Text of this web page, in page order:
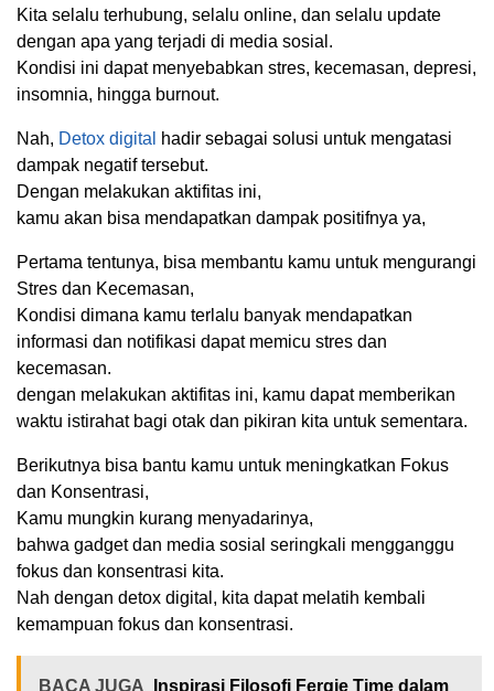
Kita selalu terhubung, selalu online, dan selalu update
dengan apa yang terjadi di media sosial.
Kondisi ini dapat menyebabkan stres, kecemasan, depresi,
insomnia, hingga burnout.
Nah, Detox digital
hadir sebagai solusi untuk mengatasi
dampak negatif tersebut.
Dengan melakukan aktifitas ini,
kamu akan bisa mendapatkan dampak positifnya ya,
Pertama tentunya, bisa membantu kamu untuk mengurangi
Stres dan Kecemasan,
Kondisi dimana kamu terlalu banyak mendapatkan
informasi dan notifikasi dapat memicu stres dan
kecemasan.
dengan melakukan aktifitas ini, kamu dapat memberikan
waktu istirahat bagi otak dan pikiran kita untuk sementara.
Berikutnya bisa bantu kamu untuk meningkatkan Fokus
dan Konsentrasi,
Kamu mungkin kurang menyadarinya,
bahwa gadget dan media sosial seringkali mengganggu
fokus dan konsentrasi kita.
Nah dengan detox digital, kita dapat melatih kembali
kemampuan fokus dan konsentrasi.
BACA JUGA Inspirasi Filosofi Fergie Time dalam